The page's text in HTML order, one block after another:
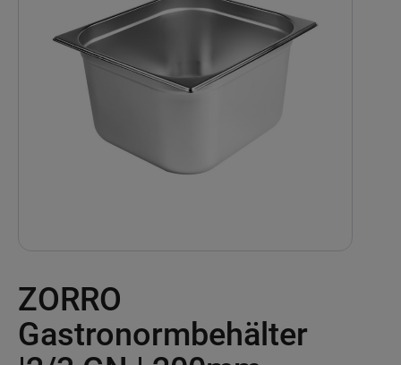
ZORRO
Gastronormbehälter
to
the
beginning
of